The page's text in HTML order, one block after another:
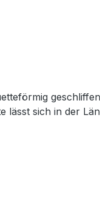
lässt sich in der